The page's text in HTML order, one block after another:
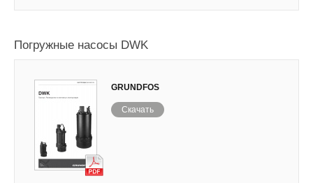
Погружные насосы DWK
GRUNDFOS
Скачать